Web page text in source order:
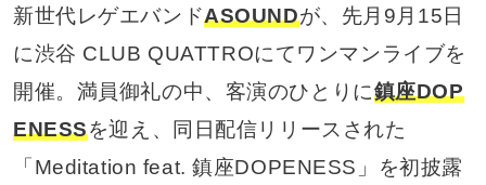
新世代レゲエバンドASOUNDが、先月9月15日
に渋谷 CLUB QUATTROにてワンマンライブを
開催。満員御礼の中、客演のひとりに鎮座DOP
ENESSを迎え、同日配信リリースされた
「Meditation feat. 鎮座DOPENESS」を初披露